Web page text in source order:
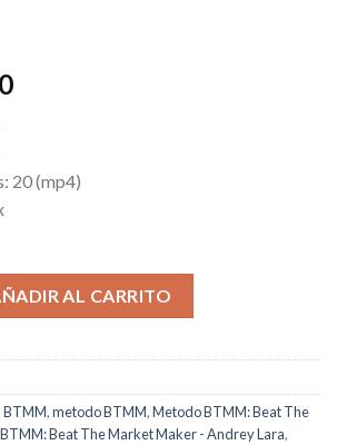
Current
20 (mp4)
The Market Maker cantidad
AL CARRITO
BTMM,metodo BTMM,Metodo BTMM: Beat The
Beat The Market Maker - Andrey Lara,